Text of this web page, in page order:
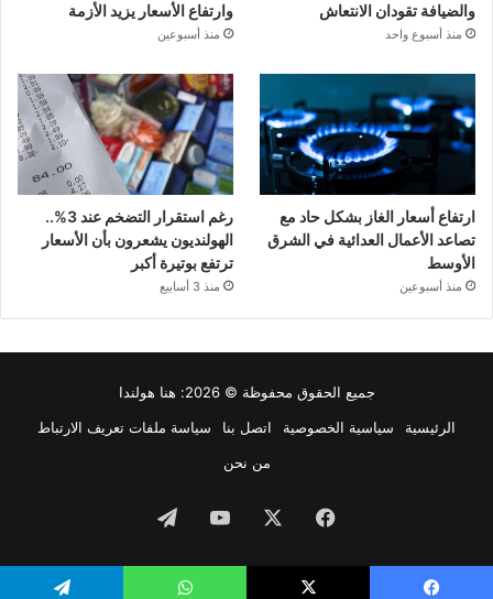
والضيافة تقودان الانتعاش
منذ أسبوع واحد
وارتفاع الأسعار يزيد الأزمة
منذ أسبوعين
ارتفاع أسعار الغاز بشكل حاد مع
تصاعد الأعمال العدائية في الشرق
الأوسط
منذ أسبوعين
رغم استقرار التضخم عند 3%..
الهولنديون يشعرون بأن الأسعار
ترتفع بوتيرة أكبر
منذ 3 أسابيع
جميع الحقوق محفوظة © 2026:
هنا هولندا
الرئيسية
سياسية الخصوصية اتصل بنا
سياسة ملفات تعريف الارتباط
من نحن
فيسبوك ‫YouTubeتيلقرام